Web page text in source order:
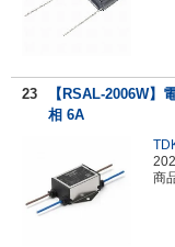
23
【RSAL-2006W】
相 6A
商